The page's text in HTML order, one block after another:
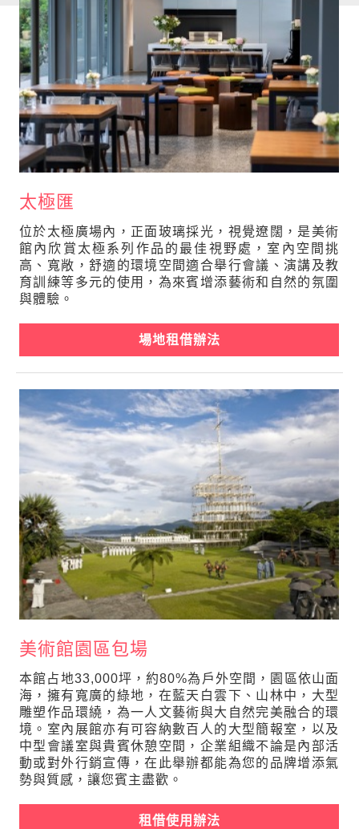
太極匯
位於太極廣場內，正面玻璃採光，視覺遼闊，是美術
館內欣賞太極系列作品的最佳視野處，室內空間挑
高、寬敞，舒適的環境空間適合舉行會議、演講及教
育訓練等多元的使用，為來賓增添藝術和自然的氛圍
與體驗。
場地租借辦法
美術館園區包場
本館占地33,000坪，約80%為戶外空間，園區依山面
海，擁有寬廣的綠地，在藍天白雲下、山林中，大型
雕塑作品環繞，為一人文藝術與大自然完美融合的環
境。室內展館亦有可容納數百人的大型簡報室，以及
中型會議室與貴賓休憩空間，企業組織不論是內部活
動或對外行銷宣傳，在此舉辦都能為您的品牌增添氣
勢與質感，讓您賓主盡歡。
租借使用辦法